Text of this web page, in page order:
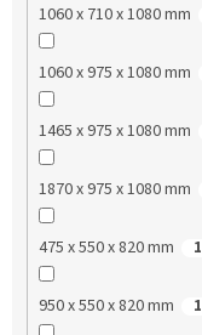
1060 x 710 x 1080 mm
1060 x 975 x 1080 mm
1465 x 975 x 1080 mm
1870 x 975 x 1080 mm
475 x 550 x 820 mm 1
950 x 550 x 820 mm 1